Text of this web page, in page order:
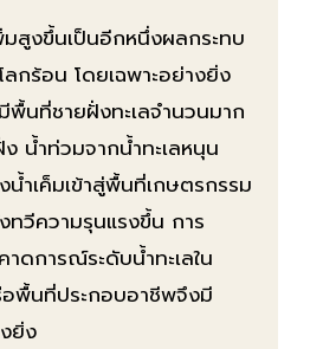
มสูงขึ้นเป็นอีกหนึ่งผลกระทบ
กร้อน โดยเฉพาะอย่างยิ่ง
พื้นที่ชายฝั่งทะเลจำนวนมาก
ง น้ำท่วมจากน้ำทะเลหนุน
น้ำเค็มเข้าสู่พื้นที่เกษตรกรรม
วีความรุนแรงขึ้น การ
ดการณ์ระดับน้ำทะเลใน
พื้นที่ประกอบอาชีพจึงมี
ยิ่ง